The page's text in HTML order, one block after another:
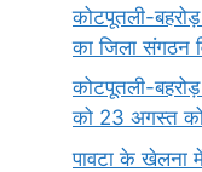
कोटपूतली-
का जिला संगठन
कोटपूतली-
को 23 अगस्त को
पावटा के खेलना